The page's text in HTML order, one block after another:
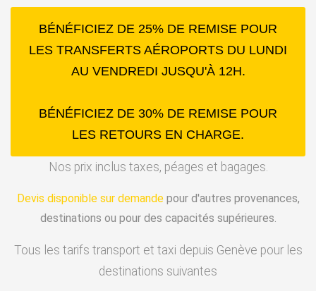
BÉNÉFICIEZ DE 25% DE REMISE POUR
LES TRANSFERTS AÉROPORTS DU LUNDI
AU VENDREDI JUSQU'À 12H.
BÉNÉFICIEZ DE 30% DE REMISE POUR
LES RETOURS EN CHARGE.
Nos prix inclus taxes, péages et bagages.
Devis disponible sur demandepour d'autres provenances,
destinations ou pour des capacités supérieures.
Tous les tarifs transport et taxi depuis Genève pour les
destinations suivantes